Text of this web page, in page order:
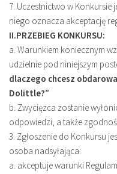
7. Uczestnictwo w
niego oznacza akceptację
II.PRZEBIEG KONKURSU:
a. Warunkiem koniecznym
udzielnie pod niniejszym
dlaczego chcesz
Dolittle?”
b. Zwycięzca zostanie
odpowiedzi, a także
3. Zgłoszenie do Konkursu
osoba nadsyłająca:
a. akceptuje warunki